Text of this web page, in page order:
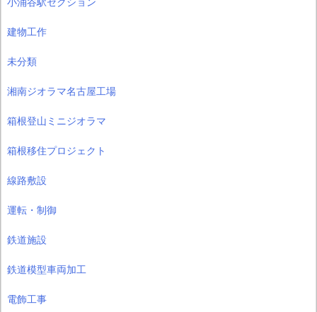
建物工作
未分類
湘南ジオラマ名古屋工場
箱根登山ミニジオラマ
箱根移住プロジェクト
線路敷設
運転・制御
鉄道施設
鉄道模型車両加工
電飾工事